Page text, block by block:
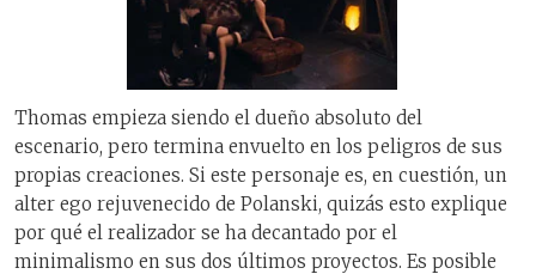
Thomas empieza siendo el dueño absoluto del
escenario, pero termina envuelto en los peligros de sus
propias creaciones. Si este personaje es, en cuestión, un
alter ego rejuvenecido de Polanski, quizás esto explique
por qué el realizador se ha decantado por el
minimalismo en sus dos últimos proyectos. Es posible